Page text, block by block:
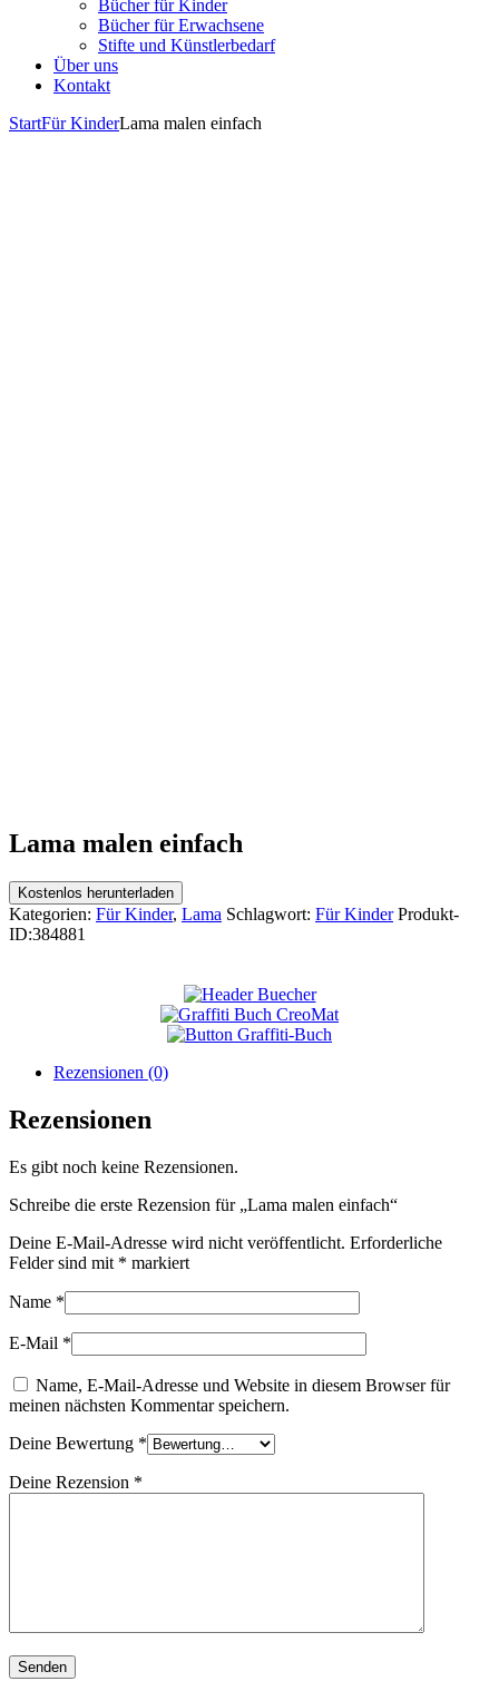
Bücher für Kinder
Bücher für Erwachsene
Stifte und Künstlerbedarf
Über uns
Kontakt
StartFür KinderLama malen einfach
Lama malen einfach
Kostenlos herunterladen
Kategorien: Für Kinder, Lama Schlagwort: Für Kinder Produkt-
ID:384881
Rezensionen (0)
Rezensionen
Es gibt noch keine Rezensionen.
Schreibe die erste Rezension für „Lama malen einfach“
Deine E-Mail-Adresse wird nicht veröffentlicht. Erforderliche
Felder sind mit * markiert
Name *
E-Mail *
Name, E-Mail-Adresse und Website in diesem Browser für
meinen nächsten Kommentar speichern.
Deine Bewertung *
Deine Rezension *